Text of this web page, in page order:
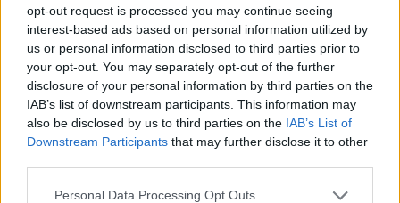
opt-out request is processed you may continue seeing
interest-based ads based on personal information utilized by
us or personal information disclosed to third parties prior to
your opt-out. You may separately opt-out of the further
disclosure of your personal information by third parties on the
IAB’s list of downstream participants. This information may
also be disclosed by us to third parties on the IAB’s List of
Downstream Participants that may further disclose it to other
Personal Data Processing Opt Outs